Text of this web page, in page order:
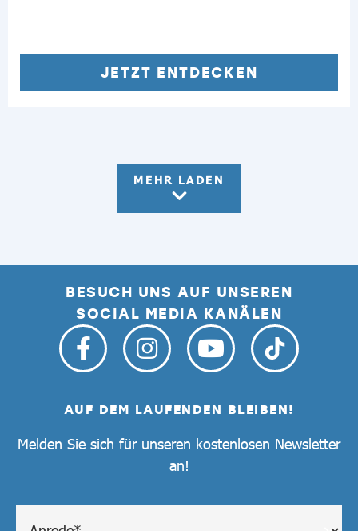
JETZT ENTDECKEN
MEHR LADEN
BESUCH UNS AUF UNSEREN
SOCIAL MEDIA KANÄLEN
AUF DEM LAUFENDEN BLEIBEN!
Melden Sie sich für unseren kostenlosen Newsletter
an!